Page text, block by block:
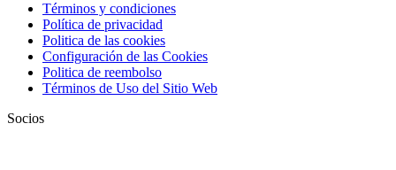
Términos y condiciones
Política de privacidad
Politica de las cookies
Configuración de las Cookies
Politica de reembolso
Términos de Uso del Sitio Web
Socios